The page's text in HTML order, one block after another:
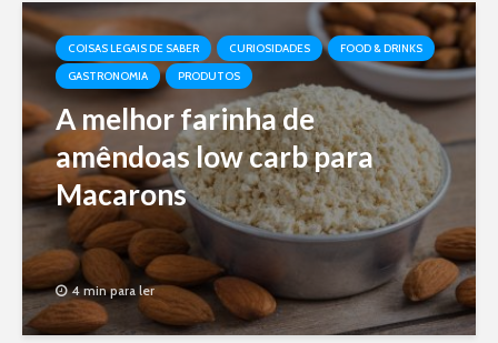
COISAS LEGAIS DE SABER CURIOSIDADES
FOOD & DRINKS
GASTRONOMIA
PRODUTOS
A melhor farinha de
amêndoas low carb para
Macarons
4 min para ler